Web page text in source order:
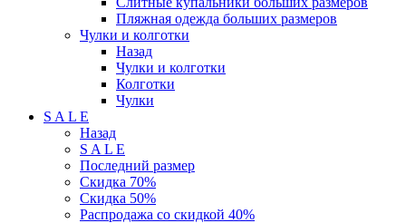
Пляжная одежда больших размеров
Чулки и колготки
Назад
Чулки и колготки
Колготки
Чулки
S A L E
Назад
S A L E
Последний размер
Скидка 70%
Скидка 50%
Распродажа со скидкой 40%